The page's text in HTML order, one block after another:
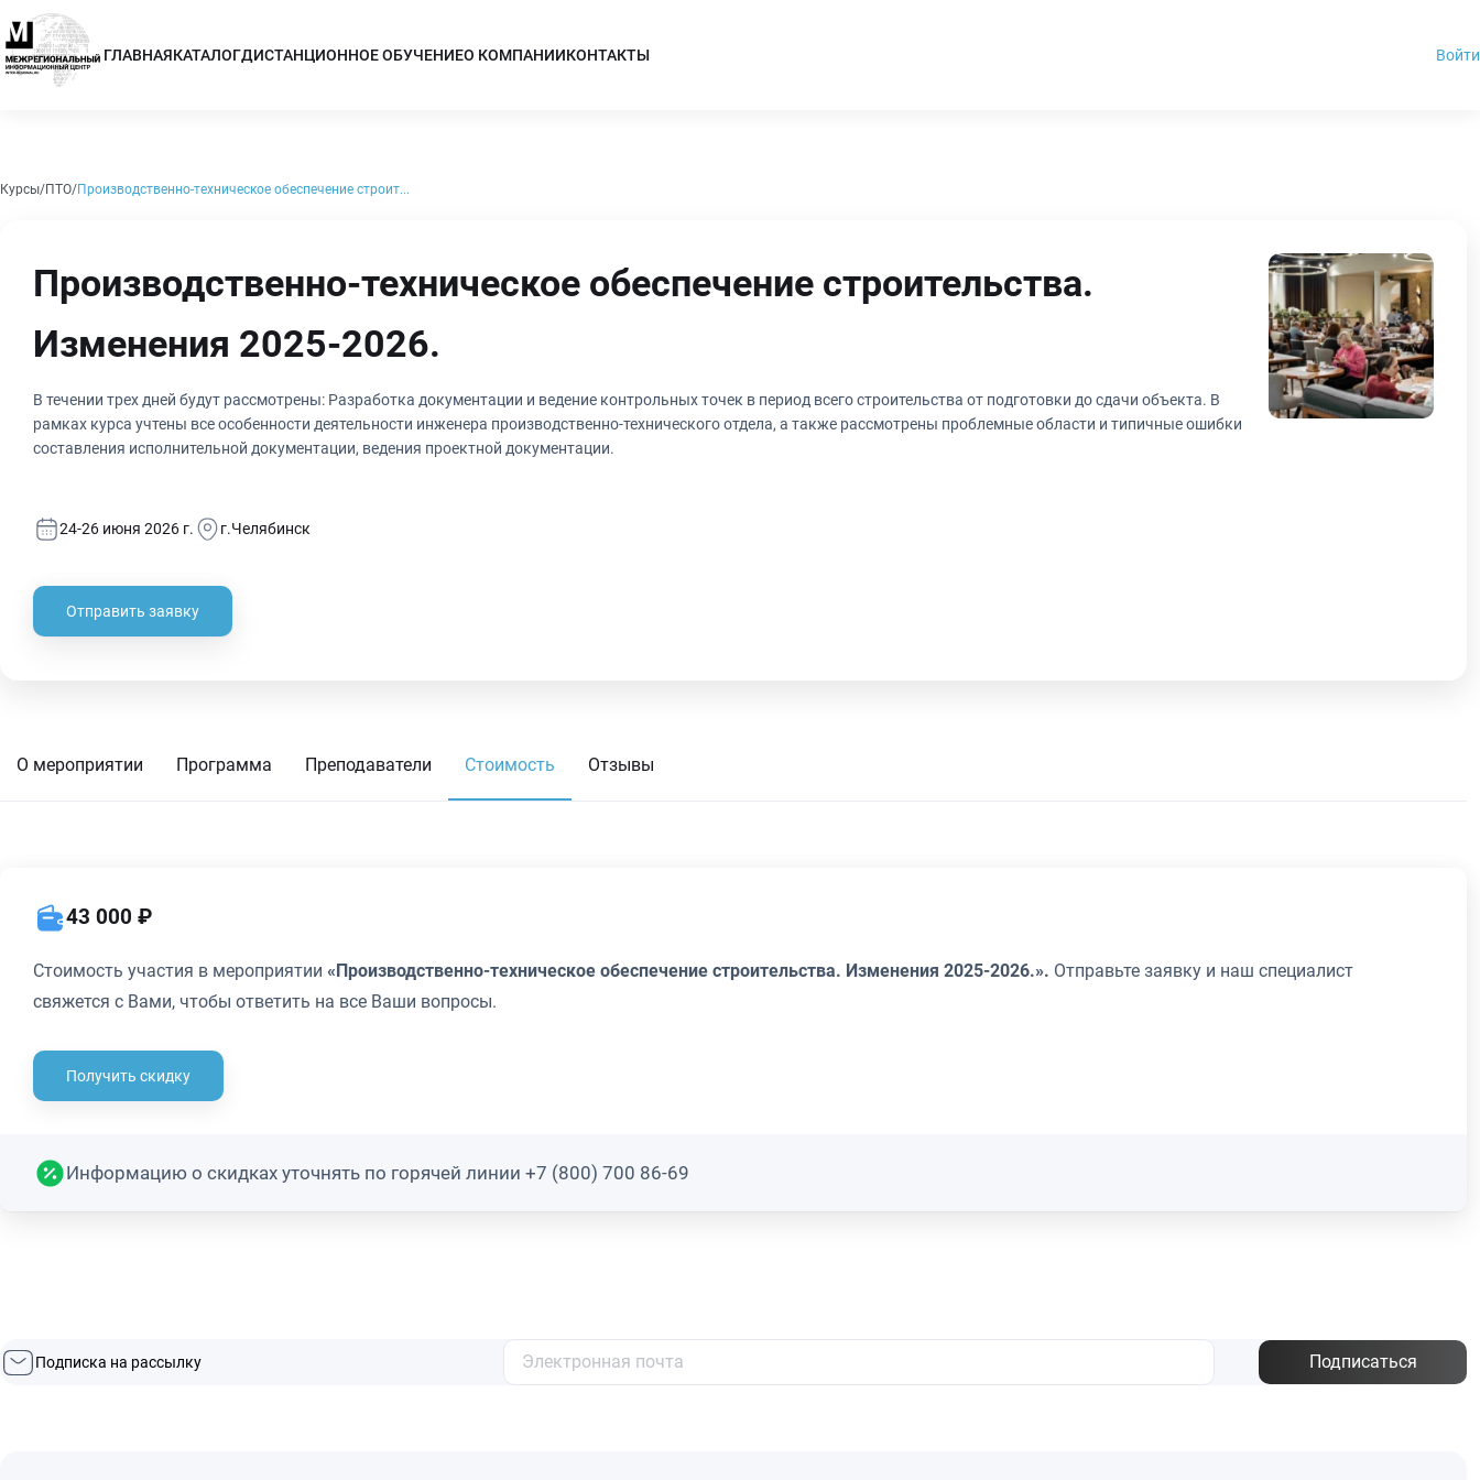
ГЛАВНАЯКАТАЛОГДИСТАНЦИОННОЕ ОБУЧЕНИЕО КОМПАНИИКОНТАКТЫ Войти
Курсы ПТО Производственно-техническое обеспечение строит...
Производственно-техническое обеспечение строительства.
Изменения 2025-2026.
В течении трех дней будут рассмотрены: Разработка документации и ведение контрольных точек в период всего строительства от подготовки до сдачи объекта. В
рамках курса учтены все особенности деятельности инженера производственно-технического отдела, а также рассмотрены проблемные области и типичные ошибки
составления исполнительной документации, ведения проектной документации.
24-26 июня 2026 г. г.Челябинск
Отправить заявку
О мероприятии Программа Преподаватели Стоимость Отзывы
43 000 ₽
Стоимость участия в мероприятии «Производственно-техническое обеспечение строительства. Изменения 2025-2026.». Отправьте заявку и наш специалист
свяжется с Вами, чтобы ответить на все Ваши вопросы.
Получить скидку
Информацию о скидках уточнять по горячей линии +7 (800) 700 86-69
Подписка на рассылку Подписаться